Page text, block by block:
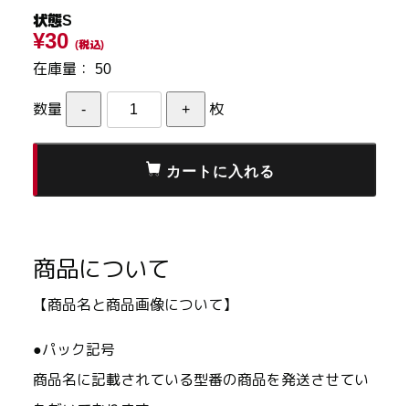
状態S
¥30 (税込)
在庫量： 50
数量 枚
商品について
【商品名と商品画像について】
●パック記号
商品名に記載されている型番の商品を発送させてい